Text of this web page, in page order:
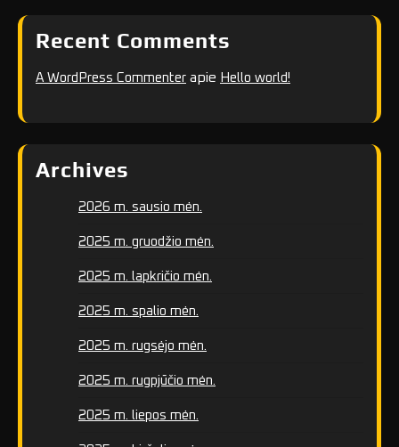
Recent Comments
A WordPress Commenter apie Hello world!
Archives
2026 m. sausio mėn.
2025 m. gruodžio mėn.
2025 m. lapkričio mėn.
2025 m. spalio mėn.
2025 m. rugsėjo mėn.
2025 m. rugpjūčio mėn.
2025 m. liepos mėn.